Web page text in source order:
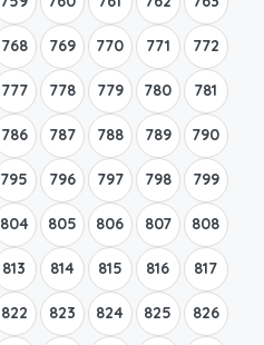
768 769 770 771 772
777 778 779 780 781
786 787 788 789 790
795 796 797 798 799
804 805 806 807 808
813 814 815 816 817
822 823 824 825 826